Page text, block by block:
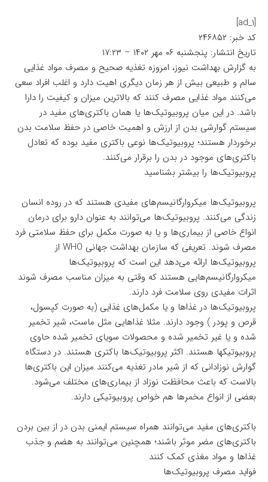
[ad_1]
کد خبر: ۲۴۶۸۵۲
تاریخ انتشار: پنجشنبه ۰۶ مهر ۱۴۰۲ – ۱۷:۲۳
به گزارش بهداشت نیوز، امروزه تغذیه صحیح و مصرف مواد غذایی
سالم و طبیعی بیش از هر زمان دیگری اهیت دارد و اغلب افراد سعی
می‌کنند مواد غذایی مصرف کنند که بالاترین میزان و کیفیت را دارا
باشد. در این میان پروبیوتیک‌ها یا همان باکتری‌های مفید در
سیستم گوارشی بدن از ارزش و اهمیت خاصی در حفظ سلامت بدن
برخوردار هستند؛ پروبیوتیک‌ها نوعی باکتری مفید بوده که تعادل
باکتری‌های موجود در بدن را برقرار می‌کنند.
پروبیوتیک‌ها را بیشتر بشناسید
پروبیوتیک‌ها میکروارگانیسم‌های مفیدی هستند که در روده انسان
زندگی می‌کنند. پروبیوتیک‌ها می‌توانند به عنوان دارو برای درمان
انواع خاصی از بیماری‌ها و یا به صورت مکمل برای حفظ سلامتی فرد
مصرف شوند. تعریفی که سازمان بهداشت جهانی WHO از
پروبیوتیک‌ها ارائه می‌دهد این است که پروبیوتیک‌ها
میکروارگانیسم‌هایی هستند که وقتی به میزان مناسب مصرف شوند
اثرات مفیدی روی سلامت فرد دارند.
پروبیوتیک‌ها در غذاها و یا مکمل‌های غذایی (به صورت کپسول،
قرص و پودر ) وجود دارند. مثلا غذاهایی مثل ماست، شیر تخمیر
شده و یا غیر تخمیر شده و محصولات سویای تخمیر شده حاوی
پروبیوتیکها هستند. اکثر پروبیوتیک‌ها باکتری هستند. در دستگاه
گوارش نوزادانی که از شیر مادر تغذیه می‌کنند میزان این باکتری‌ها
بالاست که باعث محافظت نوزاد از بیماری‌های مختلف می‌شود.
بعضی از انواع مخمرها هم خواص پروبیوتیکی دارند.
باکتری‌های مفید می‌توانند همراه سیستم ایمنی بدن در از بین بردن
باکتری‌های مضر موثر باشند؛ همچنین می‌توانند به هضم و جذب
غذاها و مواد مغذی کمک کنند
فواید مصرف پروبیوتیک‌ها